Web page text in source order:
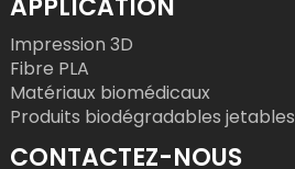
APPLICATION
Impression 3D
Fibre PLA
Matériaux biomédicaux
Produits biodégradables jetables
CONTACTEZ-NOUS